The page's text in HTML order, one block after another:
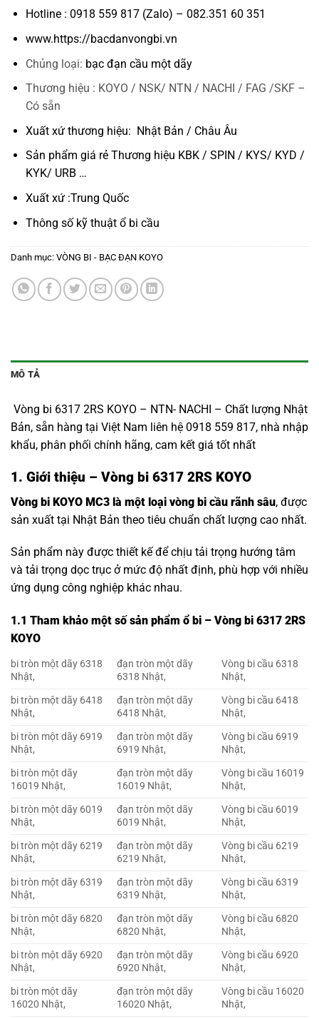
Hotline : 0918 559 817 (Zalo) – 082.351 60 351
www.https://bacdanvongbi.vn
Chủng loại: bạc đạn cầu một dãy
Thương hiệu : KOYO / NSK/ NTN / NACHI / FAG /SKF –
Có sẵn
Xuất xứ thương hiệu: Nhật Bản / Châu Âu
Sản phẩm giá rẻ Thương hiệu KBK / SPIN / KYS/ KYD /
KYK/ URB …
Xuất xứ :Trung Quốc
Thông số kỹ thuậtổ bi cầu
Danh mục: VÒNG BI - BẠC ĐẠN KOYO
MÔ TẢ
Vòng bi 6317 2RS KOYO – NTN- NACHI – Chất lượng Nhật
Bản, sẵn hàng tại Việt Nam liên hệ 0918 559 817, nhà nhập
khẩu, phân phối chính hãng, cam kết giá tốt nhất
1. Giới thiệu – Vòng bi 6317 2RS KOYO
Vòng bi KOYO MC3 là một loại vòng bi cầu rãnh sâu, được
sản xuất tại Nhật Bản theo tiêu chuẩn chất lượng cao nhất.
Sản phẩm này được thiết kế để chịu tải trọng hướng tâm
và tải trọng dọc trục ở mức độ nhất định, phù hợp với nhiều
ứng dụng công nghiệp khác nhau.
1.1 Tham khảo một số sản phẩm ổ bi – Vòng bi 6317 2RS
KOYO
bi tròn một dãy 6318
Nhật,
đạn tròn một dãy
6318 Nhật,
Vòng bi cầu 6318
Nhật,
bi tròn một dãy 6418
Nhật,
đạn tròn một dãy
6418 Nhật,
Vòng bi cầu 6418
Nhật,
bi tròn một dãy 6919
Nhật,
đạn tròn một dãy
6919 Nhật,
Vòng bi cầu 6919
Nhật,
bi tròn một dãy
16019 Nhật,
đạn tròn một dãy
16019 Nhật,
Vòng bi cầu 16019
Nhật,
bi tròn một dãy 6019
Nhật,
đạn tròn một dãy
6019 Nhật,
Vòng bi cầu 6019
Nhật,
bi tròn một dãy 6219
Nhật,
đạn tròn một dãy
6219 Nhật,
Vòng bi cầu 6219
Nhật,
bi tròn một dãy 6319
Nhật,
đạn tròn một dãy
6319 Nhật,
Vòng bi cầu 6319
Nhật,
bi tròn một dãy 6820
Nhật,
đạn tròn một dãy
6820 Nhật,
Vòng bi cầu 6820
Nhật,
bi tròn một dãy 6920
Nhật,
đạn tròn một dãy
6920 Nhật,
Vòng bi cầu 6920
Nhật,
bi tròn một dãy
16020 Nhật,
đạn tròn một dãy
16020 Nhật,
Vòng bi cầu 16020
Nhật,